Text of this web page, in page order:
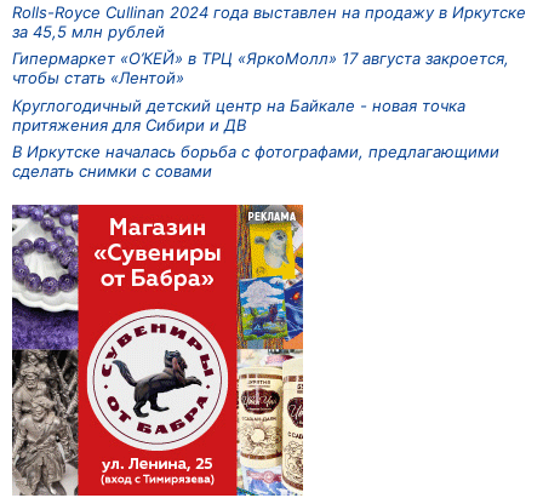
Rolls-Royce Cullinan 2024 года выставлен на продажу в Иркутске
за 45,5 млн рублей
Гипермаркет «О’КЕЙ» в ТРЦ «ЯркоМолл» 17 августа закроется,
чтобы стать «Лентой»
Круглогодичный детский центр на Байкале - новая точка
притяжения для Сибири и ДВ
В Иркутске началась борьба с фотографами, предлагающими
сделать снимки с совами